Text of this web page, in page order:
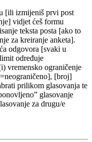
[ili izmijeniš prvi post
vidjet ćeš formu
teksta posta [ako to
za kreiranje anketa].
odgovora [svaki u
određuje
vremensko ograničenje
[broj]
prilikom glasovanja te
glasovanje
za drugu/e